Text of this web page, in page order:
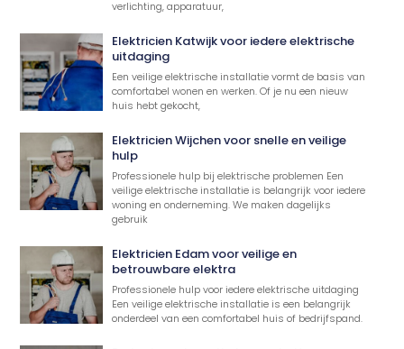
verlichting, apparatuur,
Elektricien Katwijk voor iedere elektrische
uitdaging
Een veilige elektrische installatie vormt de basis van
comfortabel wonen en werken. Of je nu een nieuw
huis hebt gekocht,
Elektricien Wijchen voor snelle en veilige
hulp
Professionele hulp bij elektrische problemen Een
veilige elektrische installatie is belangrijk voor iedere
woning en onderneming. We maken dagelijks
gebruik
Elektricien Edam voor veilige en
betrouwbare elektra
Professionele hulp voor iedere elektrische uitdaging
Een veilige elektrische installatie is een belangrijk
onderdeel van een comfortabel huis of bedrijfspand.